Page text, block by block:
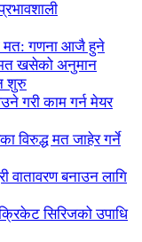
मत: गणना आजै हुने
मत खसेको अनुमान
शुरु
गरी काम गर्न मेयर
विरुद्ध मत जाहेर गर्ने
वातावरण बनाउन लागि
सिरिजको उपाधि